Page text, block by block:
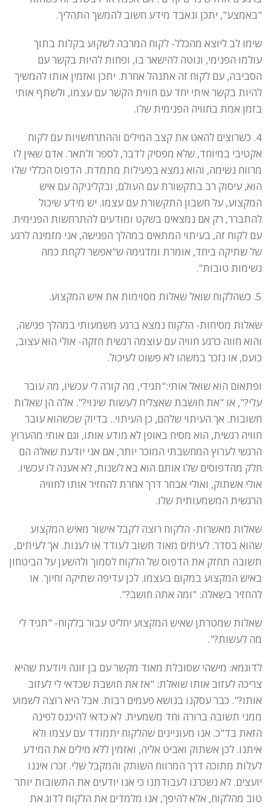
"באמצע", יתכן ונאבד מידע חשוב להמשך התהליך.
שימו לב ליוצא מהכלל- לקוח המרבה לשקוע בקלות בתוך
עולמו הפנימי, ונוטה להישאר בו, ופחות להיות בקשר עם
הסביבה, עם לקוח זה אתנהל אחרת. יתכן ואזמין אותו להמשיך
להיות בקשר איתי יחד עם חווית הקשר עם עצמו, ולשתף אותי
בזמן אמת בחוויה הפנימית שלו.
4. כשרוצים להאט את קצב המילים וההתרחשויות עם לקוח
אקטיבי במיוחד, שלא מפסיק לדבר, לספר ולתאר. אדם שאין לו
מרווח נשימה, והוא נמצא בפעילות מתמדת. הדפוס הכללי שלו
הוא, עיסוק רב בתקשורת עם העולם, ובקליניקה עם איש
המקצוע, על חשבון התקשורת עם עצמו. יש מידע שיכול
להתברר, רק אם נמצאים בשקט ומודעים להתרחשות הפנימית.
עם לקוח זה, בעיתוי המתאים במהלך הפגישה, אני מזמינה לרגע
של שתיקה ביחד, אומרת ומדגימה ש"אפשר לקחת כמה
נשימות טובות".
5. כשהלקוח שואל שאלות מסוימות את איש המקצוע.
שאלות מסיחות- הלקוח נמצא ברגע משמעותי במהלך פגישה,
והוא חווה כרגע חוויה עם עוצמה רגשית חזקה- אולי הוא עצוב,
כועס, או נזכר במשהו לא פשוט לעיכול.
ופתאום הוא שואל אותי:"תגידי, מה קורה לי עכשיו, מה עובר
עלי?", או "את חושבת שאצליח לעשות שינוי?". אלה הן שאלות
חשובות. אך העיתוי שלהם, כן העיתוי.. בדיוק שכשהוא עובר
חוויה רגשית, הוא מסיח באופן לא מודע אותו, וגם אותי מהערוץ
הרגשי לערוץ המחשבתי המוכר יותר, אם אני יודעת שאלה הם
חלק מהדפוסים שלו אותם הוא בא לשנות, לא אענה לו עכשיו.
אולי אשתוק, ואולי אבחר דרך אחרת להחזיר אותו לחוויה
הרגשית המשמעותית שלו.
שאלות מאשרות- הלקוח רוצה לקבל אישור מאיש המקצוע
שהוא בסדר. לעיתים מאוד חשוב לעודד או לענות. אך לעיתים,
תשובה תחזק את הדפוס של הלקוח לסמוך ולהשען על הביטחון
באיש המקצוע במקום בעצמו. לכן עדיפה שתיקה וחיוך. או
להחזיר בשאלה: "ומה אתה חושב?".
שאלות שמטרתן שאיש המקצוע יחליט עבור בלקוח- "תגיד לי
מה לעשות?".
לדוגמא: מישהי שסובלת מאוד מקשר עם בן זוגה ויודעת שהיא
צריכה לעזוב אותו שואלת: "אז את חושבת שכדאי לי לעזוב
אותו?". כבר עסקנו בנושא פעמים רבות. אבל היא רוצה לשמוע
ממני תשובה ברורה וחד משמעית. לא כדאי להיכנס לפינה
הזאת בד"כ. אנו מעוניינים שהלקוח יתמודד עם עצמו ולא
איתנו. לכן אשתוק ואביט אליה, ואזמין ללא מילים את המידע
לעלות מתוכה דרך המרווח השותק והמקבל שלי. זכרו איננו
יועצים. לא נשכרנו לעבודתנו כי אנו יודעים את התשובות יותר
טוב מהלקוח, אלא להיפך, אנו מלמדים את הלקוח לדוג את